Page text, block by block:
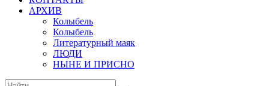
АРХИВ
Колыбель
Колыбель
Литературный маяк
ЛЮДИ
НЫНЕ И ПРИСНО